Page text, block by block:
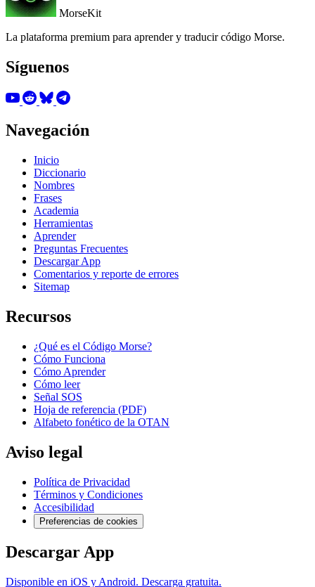
MorseKit
La plataforma premium para aprender y traducir código Morse.
Síguenos
Navegación
Inicio
Diccionario
Nombres
Frases
Academia
Herramientas
Aprender
Preguntas Frecuentes
Descargar App
Comentarios y reporte de errores
Sitemap
Recursos
¿Qué es el Código Morse?
Cómo Funciona
Cómo Aprender
Cómo leer
Señal SOS
Hoja de referencia (PDF)
Alfabeto fonético de la OTAN
Aviso legal
Política de Privacidad
Términos y Condiciones
Accesibilidad
Preferencias de cookies
Descargar App
Disponible en iOS y Android. Descarga gratuita.